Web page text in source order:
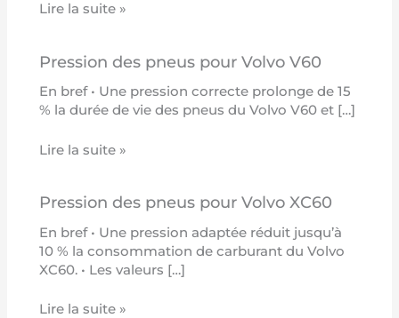
Lire la suite »
Pression des pneus pour Volvo V60
En bref • Une pression correcte prolonge de 15
% la durée de vie des pneus du Volvo V60 et […]
Lire la suite »
Pression des pneus pour Volvo XC60
En bref • Une pression adaptée réduit jusqu’à
10 % la consommation de carburant du Volvo
XC60. • Les valeurs […]
Lire la suite »